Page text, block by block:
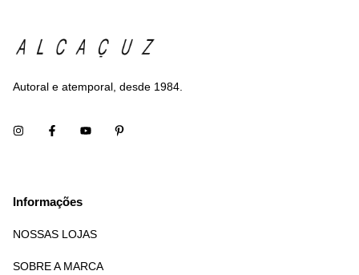
Autoral e atemporal, desde 1984.
Informações
NOSSAS LOJAS
SOBRE A MARCA